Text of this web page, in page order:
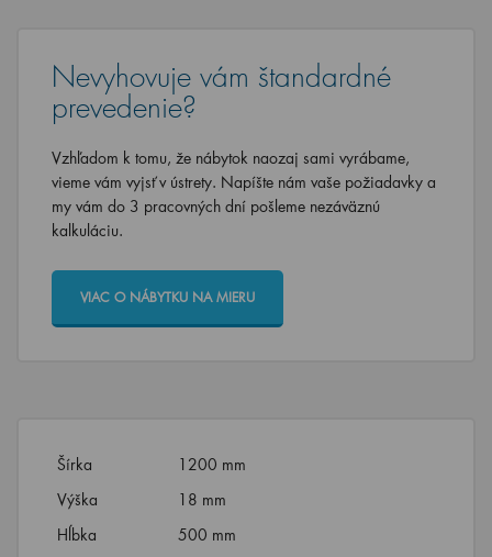
Nevyhovuje vám štandardné
prevedenie?
Vzhľadom k tomu, že nábytok naozaj sami vyrábame,
vieme vám vyjsť v ústrety. Napíšte nám vaše požiadavky a
my vám do 3 pracovných dní pošleme nezáväznú
kalkuláciu.
VIAC O NÁBYTKU NA MIERU
Šírka
1200 mm
Výška
18 mm
Hĺbka
500 mm